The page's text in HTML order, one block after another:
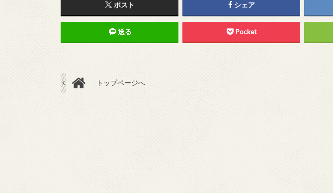
ポスト シェア
送る Pocket
トップページへ